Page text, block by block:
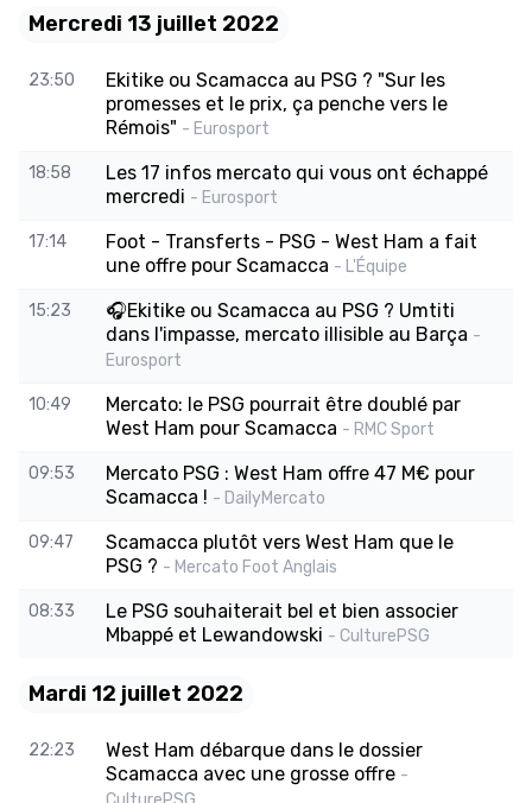
Mercredi 13 juillet 2022
23:50
Ekitike ou Scamacca au PSG ? "Sur les
promesses et le prix, ça penche vers le
Rémois" - Eurosport
18:58
Les 17 infos mercato qui vous ont échappé
mercredi - Eurosport
17:14
Foot - Transferts - PSG - West Ham a fait
une offre pour Scamacca - L'Équipe
15:23
🎧Ekitike ou Scamacca au PSG ? Umtiti
dans l'impasse, mercato illisible au Barça -
Eurosport
10:49
Mercato: le PSG pourrait être doublé par
West Ham pour Scamacca - RMC Sport
09:53
Mercato PSG : West Ham offre 47 M€ pour
Scamacca ! - DailyMercato
09:47
Scamacca plutôt vers West Ham que le
PSG ? - Mercato Foot Anglais
08:33
Le PSG souhaiterait bel et bien associer
Mbappé et Lewandowski - CulturePSG
Mardi 12 juillet 2022
22:23
West Ham débarque dans le dossier
Scamacca avec une grosse offre -